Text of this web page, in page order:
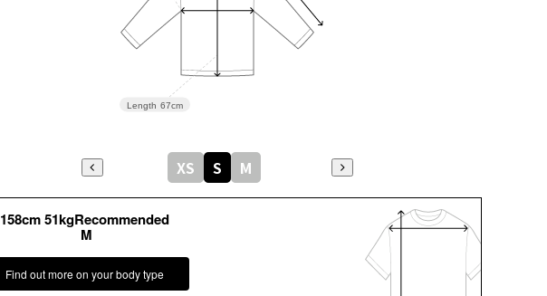
158cm 51kgRecommended
M
Find out more on your body type
Length 67cm
XS S M